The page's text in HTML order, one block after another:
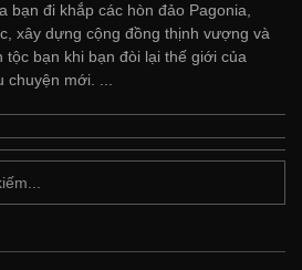
bạn đi khắp các hòn đảo Pagonia,
xây dựng cộng đồng thịnh vượng và
tộc bạn khi bạn đòi lại thế giới của
mới. ...